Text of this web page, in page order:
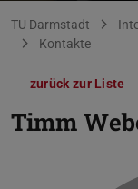
Sie befinden sich
TU Darmstadt
Kontakte
zurück zur Liste
Timm